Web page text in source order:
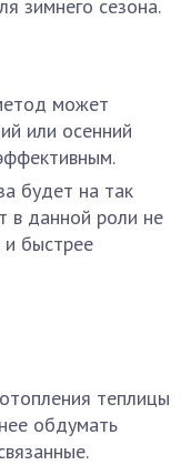
зимнего сезона.
может
или осенний
будет на так
в данной роли не
быстрее
теплицы
обдумать